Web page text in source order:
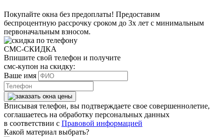
Покупайте окна без предоплаты! Предоставим
беспроцентную рассрочку сроком до 3х лет с минимальным
первоначальным взносом.
СМС-СКИДКА
Впишите свой телефон и получите
смс-купон на скидку:
Ваше имя
Вписывая телефон, вы подтверждаете свое совершеннолетие,
соглашаетесь на обработку персональных данных
в соответствии с Правовой информацией
Какой материал выбрать?